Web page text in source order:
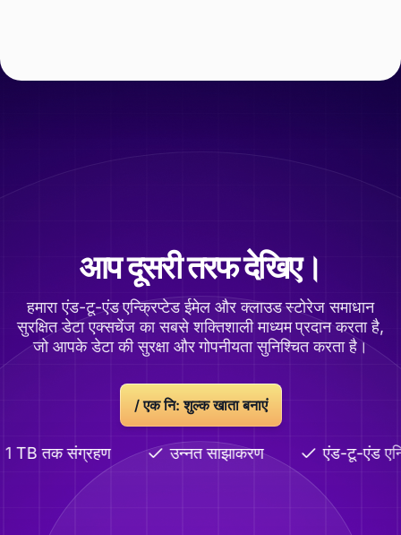
आप दूसरी तरफ देखिए।
हमारा एंड-टू-एंड एन्क्रिप्टेड ईमेल और क्लाउड स्टोरेज समाधान
सुरक्षित डेटा एक्सचेंज का सबसे शक्तिशाली माध्यम प्रदान करता है,
जो आपके डेटा की सुरक्षा और गोपनीयता सुनिश्चित करता है।
/एक नि: शुल्क खाता बनाएं
1 TB तक संग्रहण उन्नत साझाकरण एंड-टू-एंड